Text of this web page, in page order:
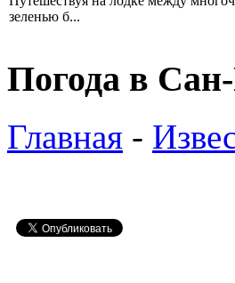
зеленью б...
Погода в
Главная -